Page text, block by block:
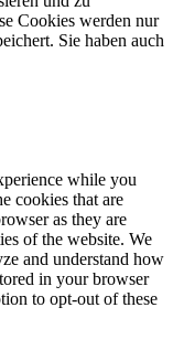
Cookies werden nur
Sie haben auch
while you
cookies that are
as they are
of the website. We
and understand how
in your browser
to opt-out of these